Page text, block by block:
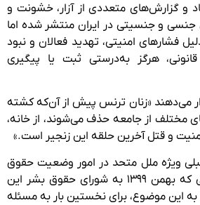
و گزارش‌های متعددی از آزار، خشونت و
جنسی و جنسیتی در ایران منتشر شده اما
فشارهای امنیتی، تهدید فعالان و نبود
هرگز به‌درستی ثبت یا پیگیری
می‌دهند «زنان ترنس پیش از آن‌که کشته
مختلف از جامعه حذف می‌شوند، از خانه،
امنیت و قتل آخرین حلقه این زنجیر است.»
ویژه ملل متحد در امور وضعیت حقوق
بشر در ایران، در گزارشی که بهمن ۱۳۹۹ به شورای حقوق بشر این
به این موضوع، برای نخستین بار به مسئله